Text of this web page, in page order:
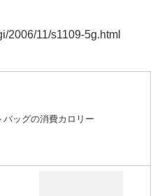
2006/11/s1109-5g.html
バッグの消費カロリー